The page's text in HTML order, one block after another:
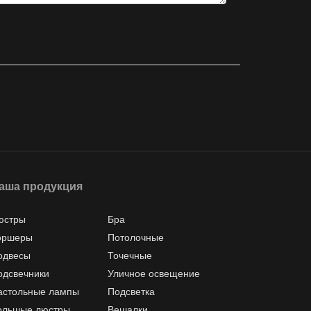
продукция
Бра
Потолочные
Точечные
Уличное освещение
лампы
Подсветка